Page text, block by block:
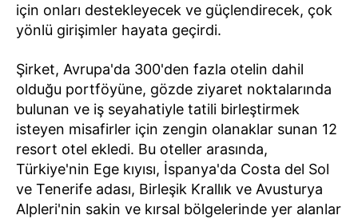
için onları destekleyecek ve güçlendirecek, çok
yönlü girişimler hayata geçirdi.
Şirket, Avrupa'da 300'den fazla otelin dahil
olduğu portföyüne, gözde ziyaret noktalarında
bulunan ve iş seyahatiyle tatili birleştirmek
isteyen misafirler için zengin olanaklar sunan 12
resort otel ekledi. Bu oteller arasında,
Türkiye'nin Ege kıyısı, İspanya'da Costa del Sol
ve Tenerife adası, Birleşik Krallık ve Avusturya
Alpleri'nin sakin ve kırsal bölgelerinde yer alanlar